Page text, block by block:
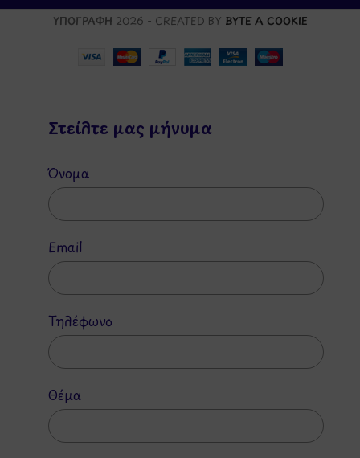
ΥΠΟΓΡΑΦΗ 2026 - CREATED BY BYTE A COOKIE
Στείλτε μας μήνυμα
Όνομα
Email
Τηλέφωνο
Θέμα